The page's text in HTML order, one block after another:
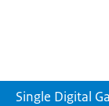
Single Digital